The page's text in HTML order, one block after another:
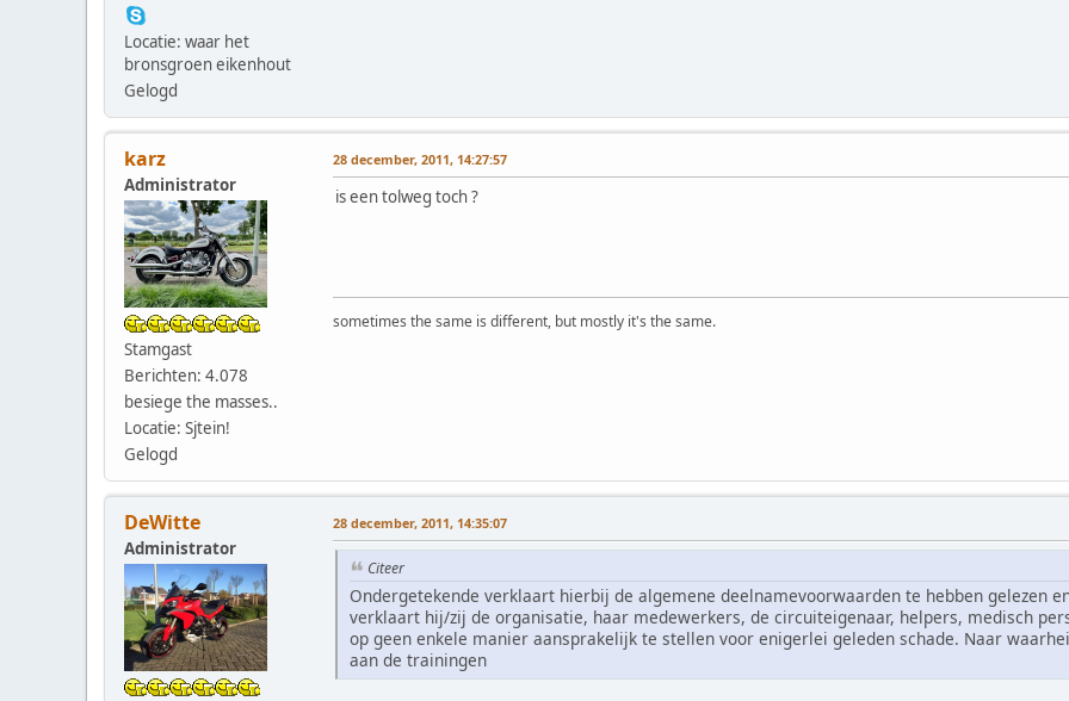
Locatie: waar het
bronsgroen eikenhout
Gelogd
karz
Administrator
Stamgast
Berichten: 4.078
besiege the masses..
Locatie: Sjtein!
Gelogd
28 december, 2011, 14:27:57
is een tolweg toch ?
sometimes the same is different, but mostly it's the same.
DeWitte
Administrator
28 december, 2011, 14:35:07
Citeer
Ondergetekende verklaart hierbij de algemene deelnamevoorwaarden te hebben gelezen
verklaart hij/zij de organisatie, haar medewerkers, de circuiteigenaar, helpers, medisch
op geen enkele manier aansprakelijk te stellen voor enigerlei geleden schade. Naar
aan de trainingen